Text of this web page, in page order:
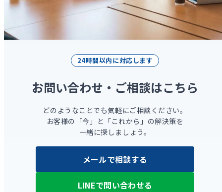
24時間以内に対応します
お問い合わせ・ご相談はこちら
どのようなことでも気軽にご相談ください。
お客様の「今」と「これから」の解決策を
一緒に探しましょう。
メールで相談する
LINEで問い合わせる